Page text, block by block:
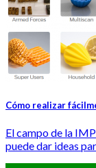
Cómo realizar
El campo de la
puede dar ideas